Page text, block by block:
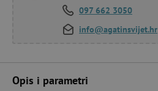
097 662 3050
info@agatinsvijet.hr
Opis i parametri